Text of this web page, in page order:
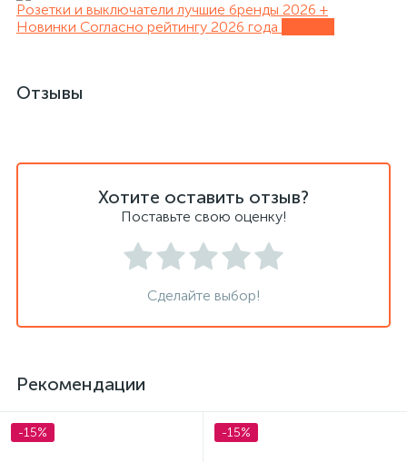
Розетки и выключатели лучшие бренды 2026 +
Новинки Согласно рейтингу 2026 года
Отзывы
Хотите оставить отзыв?
Поставьте свою оценку!
Сделайте выбор!
Рекомендации
-15% -15%